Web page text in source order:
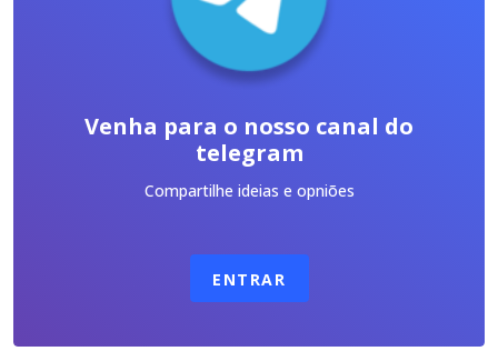
Venha para o nosso canal do
telegram
Compartilhe ideias e opniões
ENTRAR